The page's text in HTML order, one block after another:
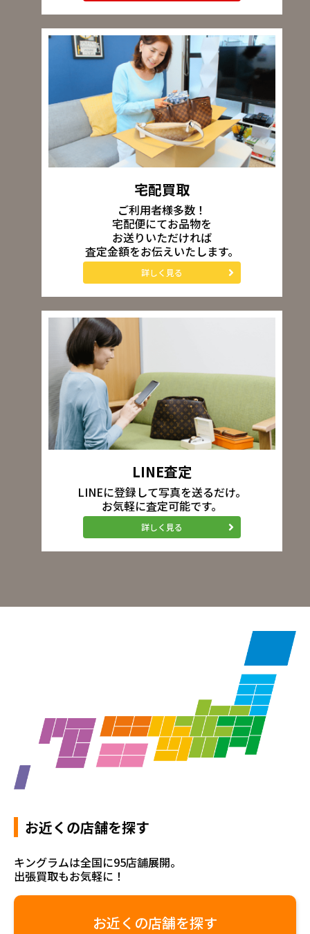
宅配買取
ご利用者様多数！
宅配便にてお品物を
お送りいただければ
査定金額をお伝えいたします。
詳しく見る
LINE査定
LINEに登録して写真を送るだけ。
お気軽に査定可能です。
詳しく見る
お近くの店舗を探す
キングラムは全国に95店舗展開。
出張買取もお気軽に！
お近くの店舗を探す